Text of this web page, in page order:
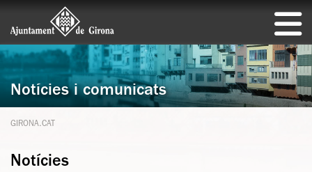
Notícies i comunicats
GIRONA.CAT
Notícies